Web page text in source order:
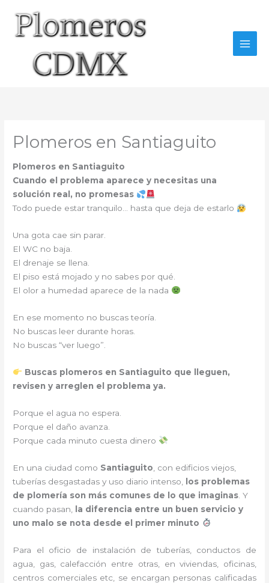
contenido
Plomeros en Santiaguito
Plomeros en Santiaguito
Cuando el problema aparece y necesitas una
solución real, no promesas
Todo puede estar tranquilo… hasta que deja de estarlo
Una gota cae sin parar.
El WC no baja.
El drenaje se llena.
El piso está mojado y no sabes por qué.
El olor a humedad aparece de la nada
En ese momento no buscas teoría.
No buscas leer durante horas.
No buscas “ver luego”.
Buscas plomeros en Santiaguito que lleguen,
revisen y arreglen el problema ya.
Porque el agua no espera.
Porque el daño avanza.
Porque cada minuto cuesta dinero
En una ciudad como Santiaguito , con edificios viejos,
tuberías desgastadas y uso diario intenso,
los problemas
de plomería son más comunes de lo que imaginas . Y
cuando pasan,
la diferencia entre un buen servicio y
uno malo se nota desde el primer minuto
Para el oficio de instalación de tuberías, conductos de
agua, gas, calefacción entre otras, en viviendas, oficinas,
centros comerciales etc, se encargan personas calificadas